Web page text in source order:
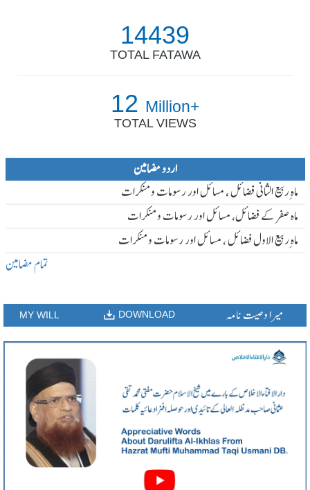
14439
TOTAL FATAWA
12 Million+
TOTAL VIEWS
اردو مضامین
ماہ ِربیع الثانی فضائل ، مسائل اور رسومات و منکرات
ماہ صفر کے فضائل، مسائل اور رسومات و منکرات
ماہ ِربیع الاول فضائل ، مسائل اور رسومات و منکرات
تمام مضامین
MY WILL DOWNLOAD میرا وصیت نامہ